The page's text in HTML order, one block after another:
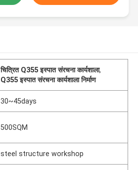
चित्रित Q355 इस्पात संरचना कार्यशाला,
Q355 इस्पात संरचना कार्यशाला निर्माण
30~45days
500SQM
steel structure workshop